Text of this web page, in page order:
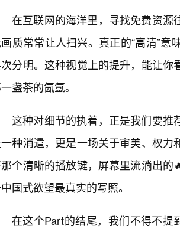
在互联网的海洋里，寻找免费资源
质常常让人扫兴。真正的“高清”
分明。这种视觉上的提升，能让
盏茶的氤氲。
这种对细节的执着，正是我们要推
种消遣，更是一场关于审美、权
个清晰的播放键，屏幕里流淌出
国式欲望最真实的写照。
在这个Part的结尾，我们不得不提